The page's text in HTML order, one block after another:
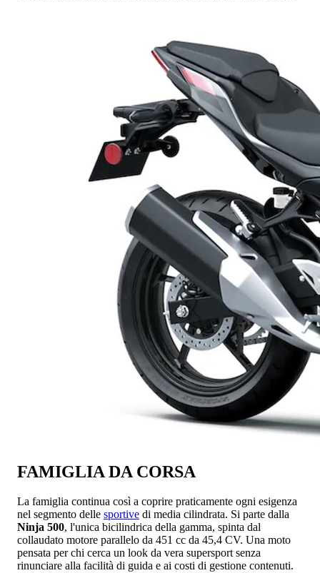
FAMIGLIA DA CORSA
La famiglia continua così a coprire praticamente ogni esigenza
nel segmento delle sportive di media cilindrata. Si parte dalla
Ninja 500, l'unica bicilindrica della gamma, spinta dal
collaudato motore parallelo da 451 cc da 45,4 CV. Una moto
pensata per chi cerca un look da vera supersport senza
rinunciare alla facilità di guida e ai costi di gestione contenuti.